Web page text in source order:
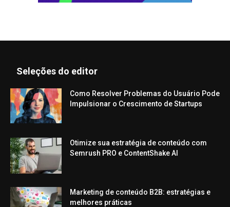
Seleções do editor
Como Resolver Problemas do Usuário Pode
Impulsionar o Crescimento de Startups
Otimize sua estratégia de conteúdo com
Semrush PRO e ContentShake AI
Marketing de conteúdo B2B: estratégias e
melhores práticas